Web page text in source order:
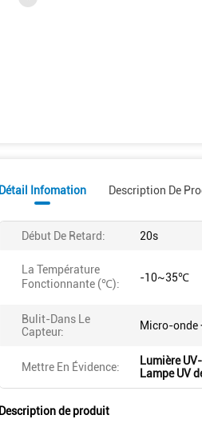
Détail Infomation Description De
Début De Retard: 20s
La Température
Fonctionnante (℃):
-10~35℃
Bulit-Dans Le
Capteur:
Micro-onde
Mettre En Évidence: Lumière
Lampe UV
Description de produit